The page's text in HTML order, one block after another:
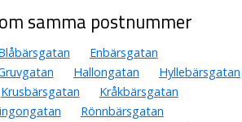
samma postnummer
Enbärsgatan
Hallongatan
Hyllebärsgatan
Krusbärsgatan
Kråkbärsgatan
Rönnbärsgatan